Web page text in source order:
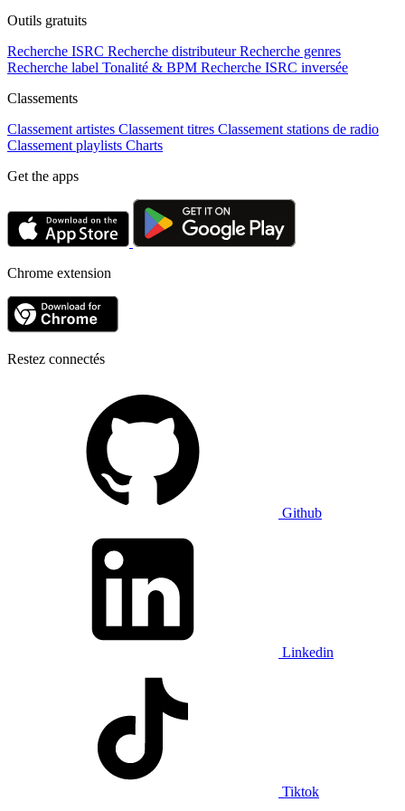
Outils gratuits
Recherche ISRC Recherche distributeur Recherche genres
Recherche label Tonalité & BPM Recherche ISRC inversée
Classements
Classement artistes Classement titres Classement stations de radio
Classement playlists Charts
Get the apps
Chrome extension
Restez connectés
Github
Linkedin
Tiktok